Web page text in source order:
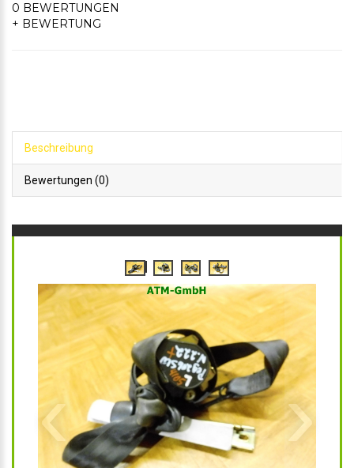
0 BEWERTUNGEN
+ BEWERTUNG
Beschreibung
Bewertungen (0)
‹ ›